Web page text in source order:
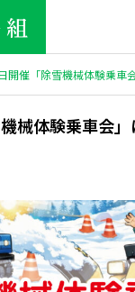
開催「除雪機械体験乗車会
械体験乗車会」